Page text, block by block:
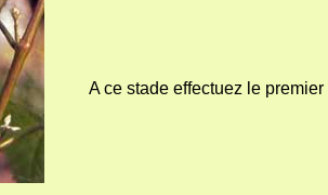
A ce stade effectuez le premier